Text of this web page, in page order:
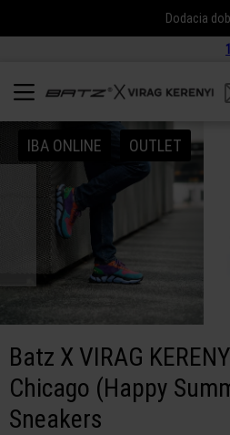
Dodacia
IBA ONLINE OUTLET
Batz X VIRAG
Chicago (Happy
Sneakers